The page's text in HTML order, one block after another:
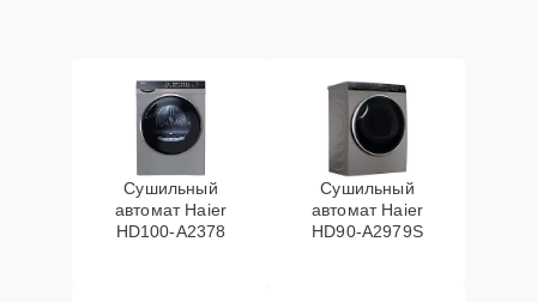
Сушильный
автомат Haier
HD100-A2378
Сушильный
автомат Haier
HD90-A2979S